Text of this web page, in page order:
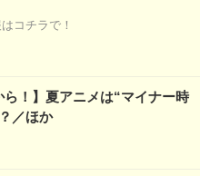
コチラで！
ら！】夏アニメは“マイナー時
／ほか